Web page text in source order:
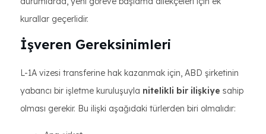
kurallar geçerlidir.
İşveren Gereksinimleri
L-1A vizesi transferine hak kazanmak için, ABD şirketinin
yabancı bir işletme kuruluşuyla nitelikli bir ilişkiye sahip
olması gerekir. Bu ilişki aşağıdaki türlerden biri olmalıdır: